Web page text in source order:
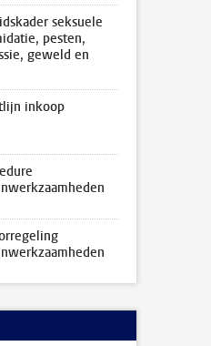
seksuele
pesten,
geweld en
inkoop